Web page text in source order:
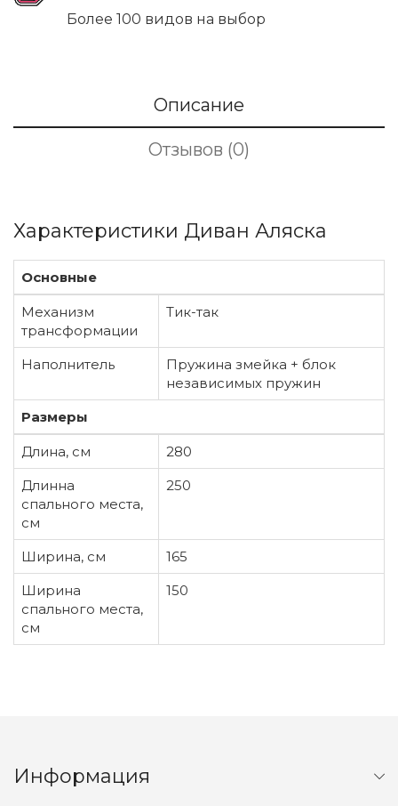
Более 100 видов на выбор
Описание
Отзывов (0)
Характеристики Диван Аляска
Основные
Механизм
трансформации
Тик-так
Наполнитель
Пружина змейка + блок
независимых пружин
Размеры
Длина, см
280
Длинна
спального места,
см
250
Ширина, см
165
Ширина
спального места,
см
150
Информация